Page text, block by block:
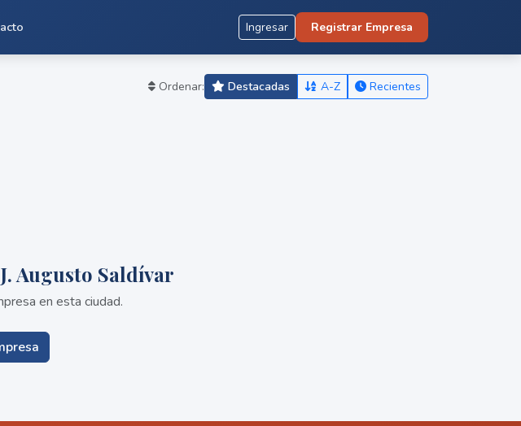
Ingresar Registrar Empresa
Ordenar: Destacadas A-Z Recientes
Augusto Saldívar
en esta ciudad.